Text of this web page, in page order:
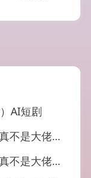
AI短剧
啊（59集）
（59集）漫剧